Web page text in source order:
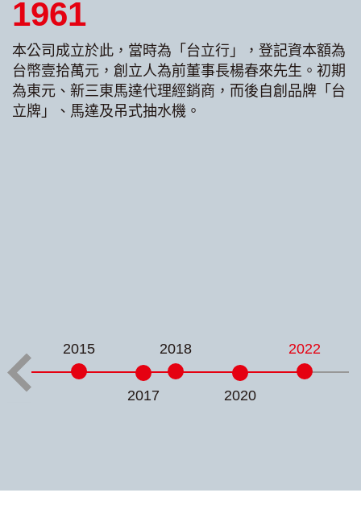
1961
本公司成立於此，當時為「台立行」，登記資本額為
台幣壹拾萬元，創立人為前董事長楊春來先生。初期
為東元、新三東馬達代理經銷商，而後自創品牌「台
立牌」、馬達及吊式抽水機。
2015
2017
2018
2020
2022